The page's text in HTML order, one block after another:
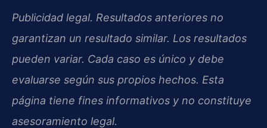
Publicidad legal. Resultados anteriores no
garantizan un resultado similar. Los resultados
pueden variar. Cada caso es único y debe
evaluarse según sus propios hechos. Esta
página tiene fines informativos y no constituye
asesoramiento legal.